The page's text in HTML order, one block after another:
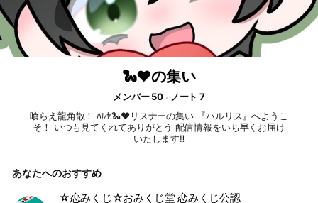
🐍❤️の集い
メンバー 50
ノート 7
喰らえ龍角散！ ﾊﾙｾ🐍❤️リスナーの集い 『ハルリス』へようこ
そ！ いつも見てくれてありがとう 配信情報をいち早くお届け
いたします‼️
あなたへのおすすめ
☆恋みくじ☆おみくじ堂 恋みくじ公認